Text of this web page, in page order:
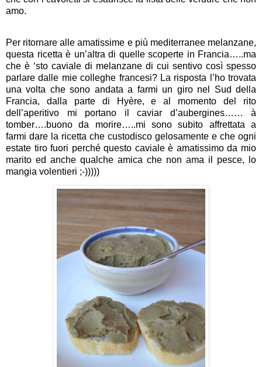
amo.
Per ritornare alle amatissime e più mediterranee melanzane,
questa ricetta è un’altra di quelle scoperte in Francia…..ma
che è ‘sto caviale di melanzane di cui sentivo così spesso
parlare dalle mie colleghe francesi? La risposta l’ho trovata
una volta che sono andata a farmi un giro nel Sud della
Francia, dalla parte di Hyère, e al momento del rito
dell’aperitivo mi portano il caviar d’aubergines…… à
tomber….buono da morire…..mi sono subito affrettata a
farmi dare la ricetta che custodisco gelosamente e che ogni
estate tiro fuori perché questo caviale è amatissimo da mio
marito ed anche qualche amica che non ama il pesce, lo
mangia volentieri ;-)))))